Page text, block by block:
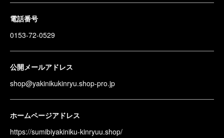
電話番号
0153-72-0529
公開メールアドレス
shop@yakinikukinryu.shop-pro.jp
ホームページアドレス
https://sumibiyakiniku-kinryuu.shop/